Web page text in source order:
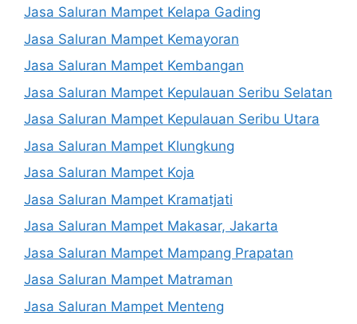
Jasa Saluran Mampet Kelapa Gading
Jasa Saluran Mampet Kemayoran
Jasa Saluran Mampet Kembangan
Jasa Saluran Mampet Kepulauan Seribu Selatan
Jasa Saluran Mampet Kepulauan Seribu Utara
Jasa Saluran Mampet Klungkung
Jasa Saluran Mampet Koja
Jasa Saluran Mampet Kramatjati
Jasa Saluran Mampet Makasar, Jakarta
Jasa Saluran Mampet Mampang Prapatan
Jasa Saluran Mampet Matraman
Jasa Saluran Mampet Menteng